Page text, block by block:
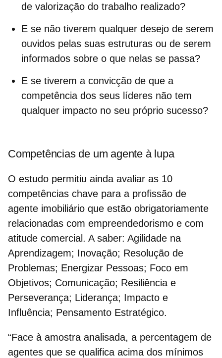
de valorização do trabalho realizado?
E se não tiverem qualquer desejo de serem
ouvidos pelas suas estruturas ou de serem
informados sobre o que nelas se passa?
E se tiverem a convicção de que a
competência dos seus líderes não tem
qualquer impacto no seu próprio sucesso?
Competências de um agente à lupa
O estudo permitiu ainda avaliar as 10
competências chave para a profissão de
agente imobiliário que estão obrigatoriamente
relacionadas com empreendedorismo e com
atitude comercial. A saber: Agilidade na
Aprendizagem; Inovação; Resolução de
Problemas; Energizar Pessoas; Foco em
Objetivos; Comunicação; Resiliência e
Perseverança; Liderança; Impacto e
Influência; Pensamento Estratégico.
“Face à amostra analisada, a percentagem de
agentes que se qualifica acima dos mínimos